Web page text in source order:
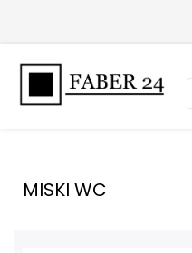
MISKI WC